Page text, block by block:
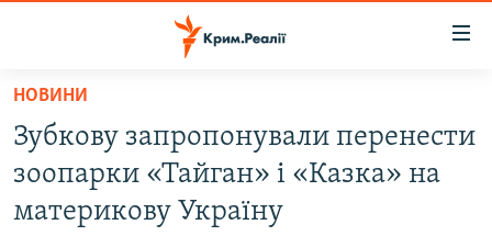
Перейти
основного
матеріалу
до
НОВИНИ
ВОДА.КРИМ
ВІДЕО ТА ФОТО
НОВИНИ
Зубкову запропонували перенести
зоопарки «Тайган» і «Казка» на
материкову Україну